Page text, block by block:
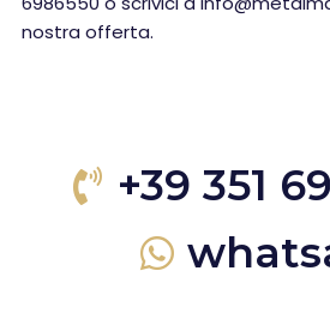
nostra offerta.
+39 351